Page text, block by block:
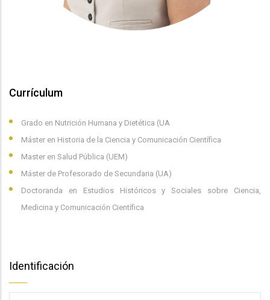
Currículum
Grado en Nutrición Humana y Dietética (UA
Máster en Historia de la Ciencia y Comunicación Científica
Master en Salud Pública (UEM)
Máster de Profesorado de Secundaria (UA)
Doctoranda en Estudios Históricos y Sociales sobre Ciencia,
Medicina y Comunicación Científica
Identificación